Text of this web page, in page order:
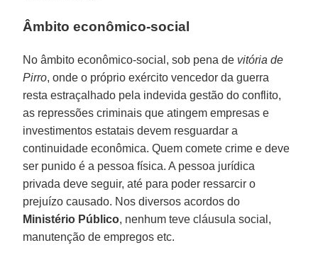
Âmbito econômico-social
No âmbito econômico-social, sob pena de vitória de
Pirro, onde o próprio exército vencedor da guerra
resta estraçalhado pela indevida gestão do conflito,
as repressões criminais que atingem empresas e
investimentos estatais devem resguardar a
continuidade econômica. Quem comete crime e deve
ser punido é a pessoa física. A pessoa jurídica
privada deve seguir, até para poder ressarcir o
prejuízo causado. Nos diversos acordos do
Ministério Público, nenhum teve cláusula social,
manutenção de empregos etc.